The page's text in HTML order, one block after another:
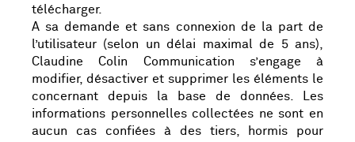
télécharger.
A sa demande et sans connexion de la part de
l’utilisateur (selon un délai maximal de 5 ans),
Claudine Colin Communication s’engage à
modifier, désactiver et supprimer les éléments le
concernant depuis la base de données. Les
informations personnelles collectées ne sont en
aucun cas confiées à des tiers, hormis pour